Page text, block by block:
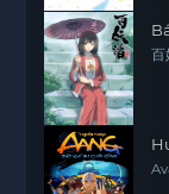
anime này
vào màn
tính và
百